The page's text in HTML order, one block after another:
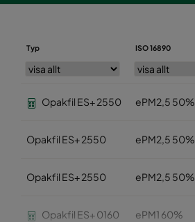
Typ ISO 16890
Opakfil ES+ 2550 ePM2,5 50%
Opakfil ES+ 2550 ePM2,5 50%
Opakfil ES+ 2550 ePM2,5 50%
Opakfil ES+ 0160 ePM1 60%